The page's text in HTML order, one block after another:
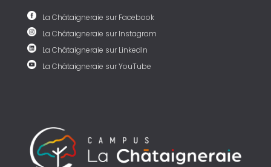
La Châtaigneraie sur Facebook
La Châtaigneraie sur Instagram
La Châtaigneraie sur LinkedIn
La Châtaigneraie sur YouTube